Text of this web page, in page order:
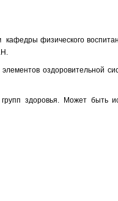
физического
оздоровительной
здоровья. Может быть